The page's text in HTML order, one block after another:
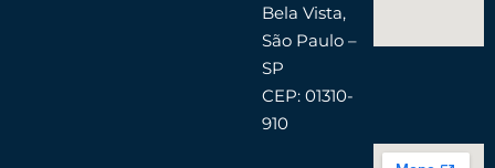
Bela Vista,
São Paulo –
SP
CEP: 01310-
910